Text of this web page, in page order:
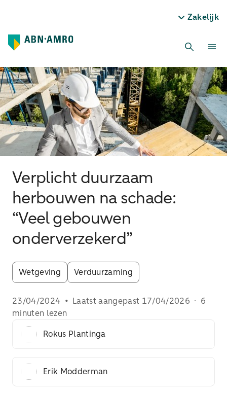
Zakelijk
Verplicht duurzaam
herbouwen na schade:
“Veel gebouwen
onderverzekerd”
Wetgeving Verduurzaming
23/04/2024 • Laatst aangepast 17/04/2026 ·
6
minuten lezen
Rokus Plantinga
Erik Modderman